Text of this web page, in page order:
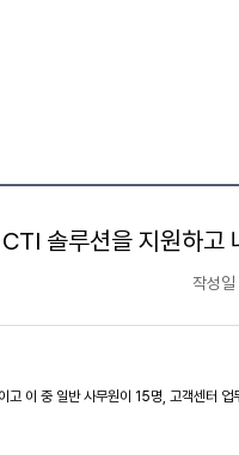
솔루션을 지원하고
작성일
고 이 중 일반 사무원이 15명, 고객센터